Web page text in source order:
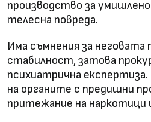
производство за
телесна повреда.
Има съмнения за неговата
стабилност, затова
психиатрична
на органите с предишни
притежание на наркотици